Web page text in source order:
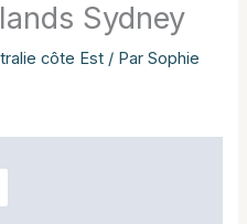
Sydney
côte Est / ParSophie